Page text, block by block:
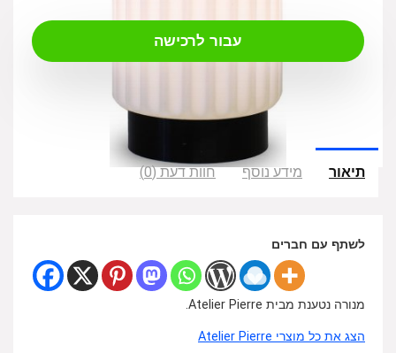
עבור לרכישה
תיאור מידע נוסף חוות דעת (0)
לשתף עם חברים
מנורה נטענת מבית Atelier Pierre.
הצג את כל מוצרי Atelier Pierre